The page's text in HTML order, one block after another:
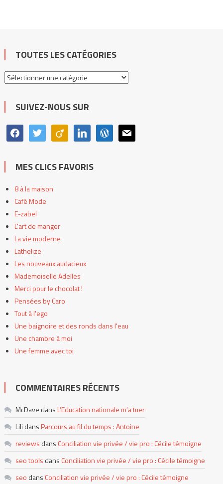
TOUTES LES CATÉGORIES
Toutes
catégories
SUIVEZ-NOUS SUR
facebooktwitter viadeo linkedin wordpress
mail
MES CLICS FAVORIS
8 à la maison
Café Mode
E-zabel
L'art de manger
La vie moderne
Lathelize
Les nouveaux audacieux
Mademoiselle Adelles
Merci pour le chocolat !
Pensées by Caro
Tout à l'ego
Une baignoire et des ronds dans l'eau
Une chambre à moi
Une femme avec toi
COMMENTAIRES RÉCENTS
McDave dansL’Education nationale m’a tuer
Lili dansParcours au fil du temps : Antoine
reviews dans Conciliation vie privée / vie pro : Cécile témoigne
seo tools dans Conciliation vie privée / vie pro : Cécile témoigne
seo dans Conciliation vie privée / vie pro : Cécile témoigne